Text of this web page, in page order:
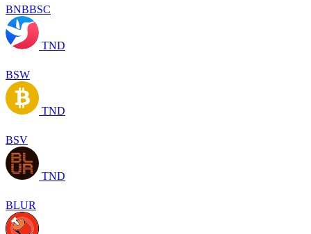
BNBBSC
TND
BSW
TND
BSV
TND
BLUR